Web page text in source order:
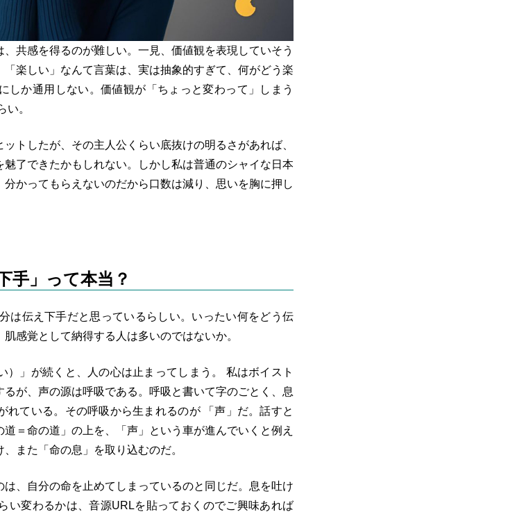
共感を得るのが難しい。一見、価値観を表現していそう
楽しい」なんて言葉は、実は抽象的すぎて、何がどう楽
しか通用しない。価値観が「ちょっと変わって」しまう
。
トしたが、その主人公くらい底抜けの明るさがあれば、
了できたかもしれない。しかし私は普通のシャイな日本
かってもらえないのだから口数は減り、思いを胸に押し
手」って本当？
は伝え下手だと思っているらしい。いったい何をどう伝
感覚として納得する人は多いのではないか。
）」が続くと、人の心は止まってしまう。 私はボイスト
が、声の源は呼吸である。呼吸と書いて字のごとく、息
れている。その呼吸から生まれるのが 「声」だ。話すと
＝命の道」の上を、「声」という車が進んでいくと例え
また「命の息」を取り込むのだ。
、自分の命を止めてしまっているのと同じだ。息を吐け
い変わるかは、音源URLを貼っておくのでご興味あれば